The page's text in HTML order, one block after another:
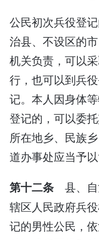
公民初次兵役登
治县、不设区的
机关负责，可以
行，也可以到兵
记。本人因身体
登记的，可以委
所在地乡、民族
道办事处应当予以
第十二条 县、自
辖区人民政府兵
记的男性公民，